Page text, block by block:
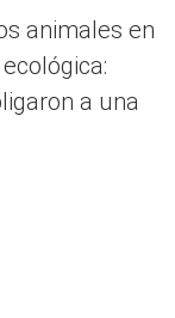
animales en
a una